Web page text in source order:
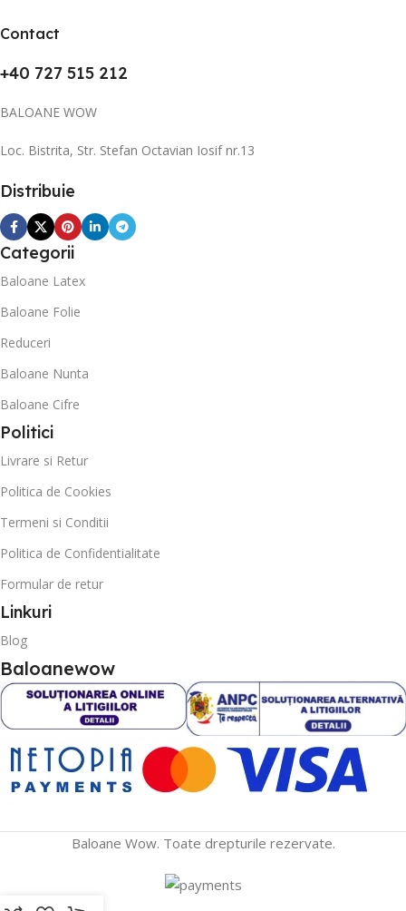
Contact
+40 727 515 212
BALOANE WOW
Loc. Bistrita, Str. Stefan Octavian Iosif nr.13
Distribuie
Categorii
Baloane Latex
Baloane Folie
Reduceri
Baloane Nunta
Baloane Cifre
Politici
Livrare si Retur
Politica de Cookies
Termeni si Conditii
Politica de Confidentialitate
Formular de retur
Linkuri
Blog
Baloanewow
Baloane Wow. Toate drepturile rezervate.